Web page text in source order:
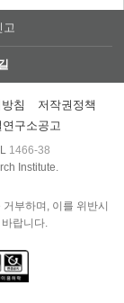
고
침
저작권정책
연구소공고
1466-38
Institute.
부하며, 이를 위반시
랍니다.